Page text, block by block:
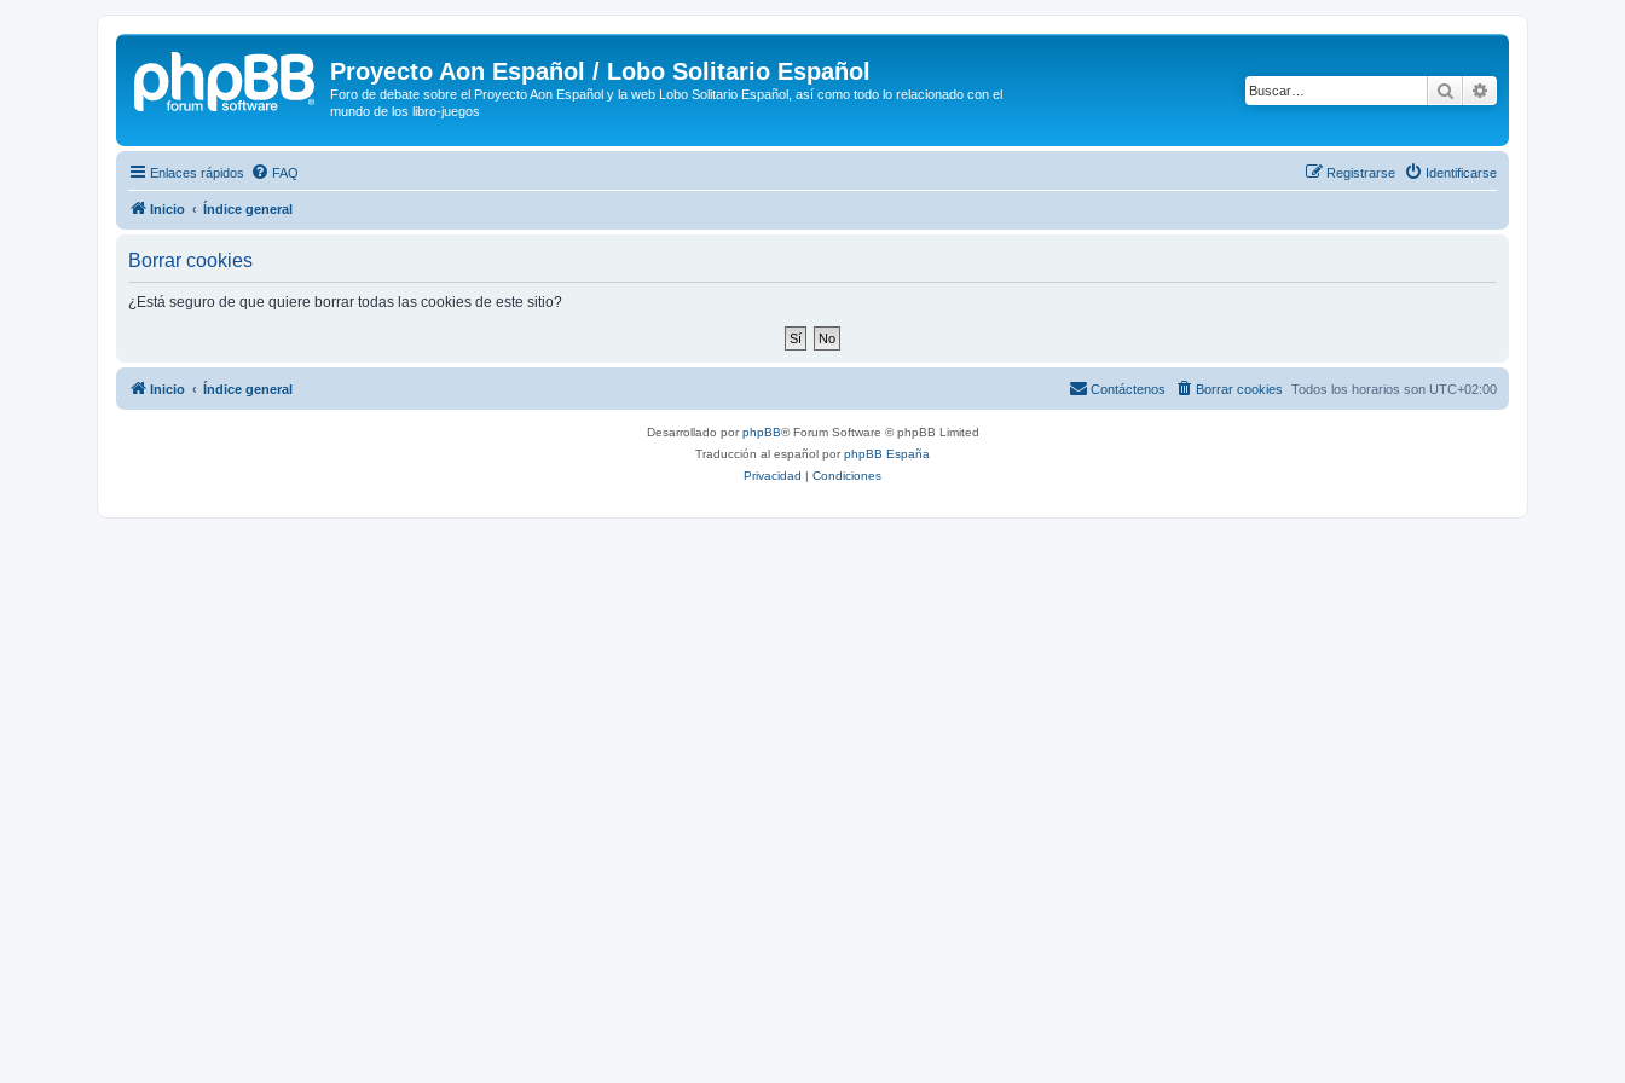
Proyecto Aon Español / Lobo Solitario Español
Foro de debate sobre el Proyecto Aon Español y la web Lobo Solitario Español, así como todo lo relacionado con el
mundo de los libro-juegos
Buscar
Enlaces rápidos FAQ Identificarse
Registrarse
Inicio Índice general
Borrar cookies
¿Está seguro de que quiere borrar todas las cookies de este sitio?
Inicio Índice general Todos los horarios son UTC+02:00
Borrar cookies
Contáctenos
Desarrollado porphpBB® Forum Software © phpBB Limited
Traducción al español porphpBB España
Privacidad | Condiciones